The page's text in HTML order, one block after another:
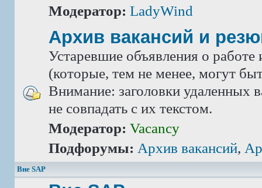
Модератор: LadyWind
Архив вакансий и
Устаревшие объявления о работе
(которые, тем не менее, могут
Внимание: заголовки удаленных
не совпадать с их текстом.
Модератор: Vacancy
Подфорумы: Архив вакансий,
Вне SAP